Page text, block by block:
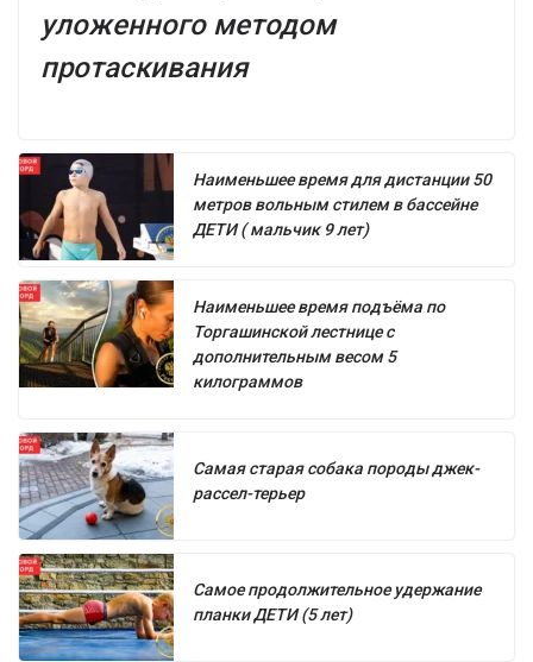
уложенного методом
протаскивания
Наименьшее время для дистанции 50
метров вольным стилем в бассейне
ДЕТИ ( мальчик 9 лет)
Наименьшее время подъёма по
Торгашинской лестнице с
дополнительным весом 5
килограммов
Самая старая собака породы джек-
рассел-терьер
Самое продолжительное удержание
планки ДЕТИ (5 лет)